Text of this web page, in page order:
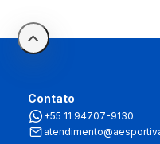
Contato
+55 11 94707-9130